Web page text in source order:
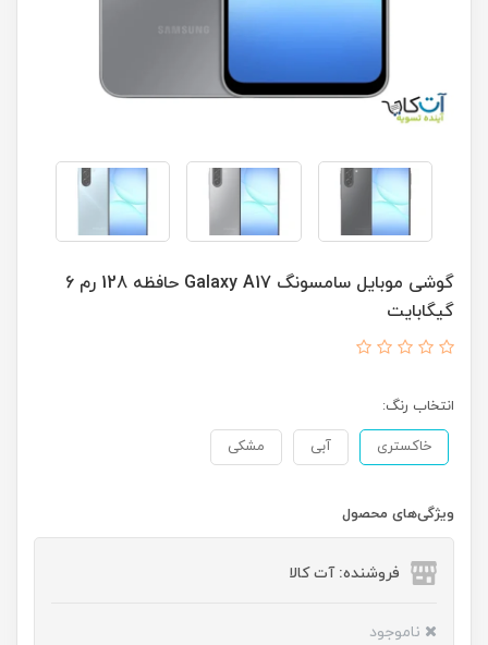
گوشی موبایل سامسونگ Galaxy A17 حافظه 128 رم 6
گیگابایت
انتخاب رنگ:
خاکستری آبی مشکی
ویژگی‌های محصول
فروشنده: آت کالا
ناموجود